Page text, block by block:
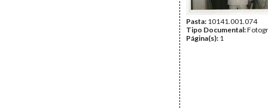
Pasta: 10141.001.074
Tipo Documental:
Página(s): 1